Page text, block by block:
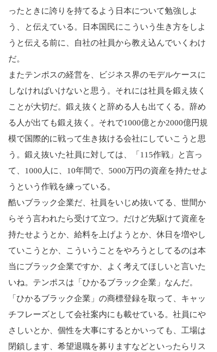
ったときに誇りを持てるよう日本について勉強しよ
う、と伝えている。日本国民にこういう生き方をしよ
うと伝える前に、自社の社員から教え込んでいくわけ
だ。
またテンポスの経営を、ビジネス界のモデルケースに
しなければいけないと思う。それには社員を鍛え抜く
ことが大切だ。鍛え抜くと辞める人も出てくる。辞め
る人が出ても鍛え抜く。それで1000億とか2000億円規
模で国際的に戦って生き抜ける会社にしていこうと思
う。鍛え抜いた社員に対しては、「115作戦」と言っ
て、1000人に、10年間で、5000万円の資産を持たせよ
うという作戦を練っている。
酷いブラック企業だ、社員をいじめ抜いてる、世間か
らそう言われたら受けて立つ。だけど先駆けて資産を
持たせようとか、給料を上げようとか、休日を増やし
ていこうとか、こういうことをやろうとしてるのは本
当にブラック企業ですか、よく考えてほしいと言いた
いね。テンポスは「ひかるブラック企業」なんだ。
「ひかるブラック企業」の商標登録を取って、キャッ
チフレーズとして会社案内にも載せている。社員にや
さしいとか、個性を大事にするとかいっても、工場は
閉鎖します、希望退職を募りますなどといったらリス